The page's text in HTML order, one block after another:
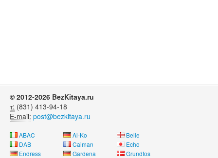
© 2012-2026 BezKitaya.ru
т: (831) 413-94-18
E-mail: post@bezkitaya.ru
ABAC Al-Ko
Belle
DAB
Caiman
Echo
Endress
Gardena
Grundfos